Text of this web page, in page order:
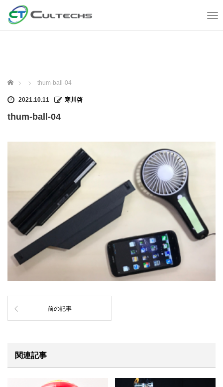
T
ホーム thum-ball-04
2021.10.11 寒川啓
thum-ball-04
前の記事
関連記事